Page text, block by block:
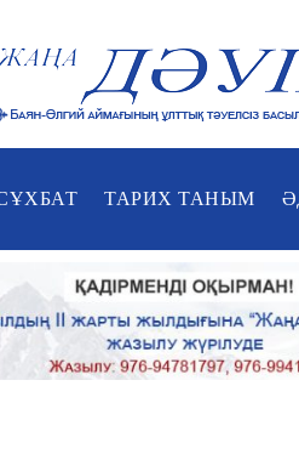
ТАРИХ ТАНЫМ